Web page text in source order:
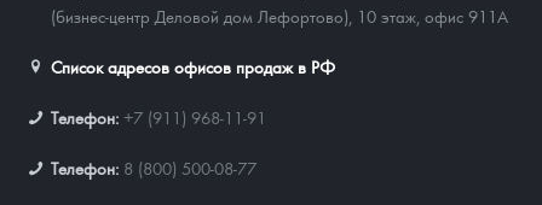
(бизнес-центр Деловой дом Лефортово), 10 этаж, офис 911А
Список адресов офисов продаж в РФ
Телефон: +7 (911) 968-11-91
Телефон: 8 (800) 500-08-77